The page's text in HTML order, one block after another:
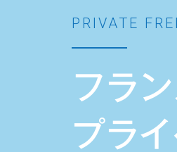
PRIVATE
フラ
プラ